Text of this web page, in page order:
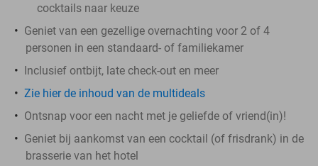
cocktails naar keuze
Geniet van een gezellige overnachting voor 2 of 4
personen in een standaard- of familiekamer
Inclusief ontbijt, late check-out en meer
Zie hier de inhoud van de multideals
Ontsnap voor een nacht met je geliefde of vriend(in)!
Geniet bij aankomst van een cocktail (of frisdrank) in de
brasserie van het hotel